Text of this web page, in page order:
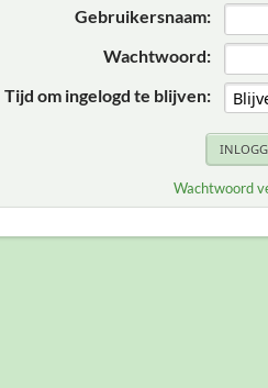
Gebruikersnaam:
Wachtwoord:
Tijd om ingelogd te blijven:
Wachtwoord